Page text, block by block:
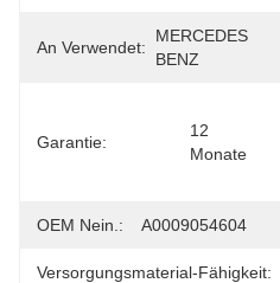
An Verwendet:
MERCEDES
BENZ
Garantie:
12
Monate
OEM Nein.: A0009054604
Versorgungsmaterial-Fähigkeit: